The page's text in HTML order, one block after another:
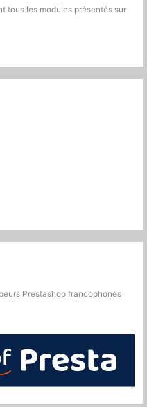
tous les modules présentés sur
Prestashop francophones